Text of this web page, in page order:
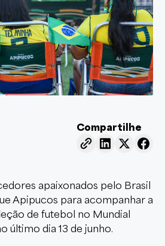
Compartilhe
apaixonados pelo Brasil
Apipucos para acompanhar a
de futebol no Mundial
último dia 13 de junho.